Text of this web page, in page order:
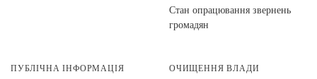
Стан опрацювання звернень
громадян
ПУБЛІЧНА ІНФОРМАЦІЯ ОЧИЩЕННЯ ВЛАДИ